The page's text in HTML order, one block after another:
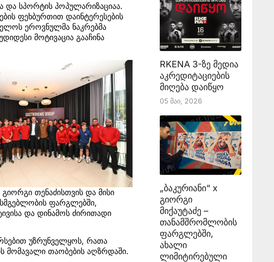
და სპორტის პოპულარიზაციაა.
ფეხბურთით დაინტერესების
ეროვნულმა ნაკრებმა
მოტივაცია გააჩინა
თენაძისთვის და მისი
ფარგლებში,
და დინამოს ძირითადი
უზრუნველყოს, რათა
მომავალი თაობების აღზრდაში.
RKENA 3-ზე მედია
აკრედიტაციების
მიღება დაიწყო
05 Მაი, 2026
„ბაკურიანი“ x
გიორგი
მიქაუტაძე –
თანამშრომლობის
ფარგლებში,
ახალი
ლიმიტირებული